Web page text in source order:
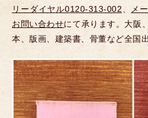
リーダイヤル0120-313-002、
メ
お問い合わせにて承ります。大阪
本、版画、建築書、骨董など全国